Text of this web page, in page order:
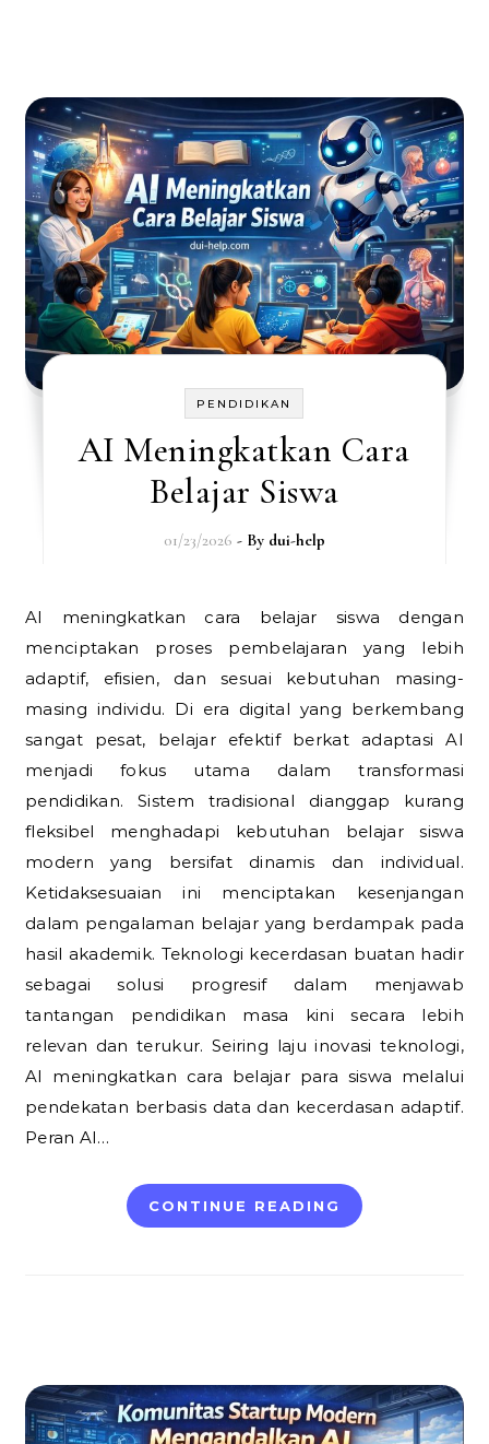
PENDIDIKAN
AI Meningkatkan Cara
Belajar Siswa
01/23/2026 - By dui-help
AI meningkatkan cara belajar siswa dengan
menciptakan proses pembelajaran yang lebih
adaptif, efisien, dan sesuai kebutuhan masing-
masing individu. Di era digital yang berkembang
sangat pesat, belajar efektif berkat adaptasi AI
menjadi fokus utama dalam transformasi
pendidikan. Sistem tradisional dianggap kurang
fleksibel menghadapi kebutuhan belajar siswa
modern yang bersifat dinamis dan individual.
Ketidaksesuaian ini menciptakan kesenjangan
dalam pengalaman belajar yang berdampak pada
hasil akademik. Teknologi kecerdasan buatan hadir
sebagai solusi progresif dalam menjawab
tantangan pendidikan masa kini secara lebih
relevan dan terukur. Seiring laju inovasi teknologi,
AI meningkatkan cara belajar para siswa melalui
pendekatan berbasis data dan kecerdasan adaptif.
Peran AI…
CONTINUE READING